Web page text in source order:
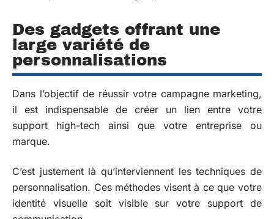
Des gadgets offrant une
large variété de
personnalisations
Dans l’objectif de réussir votre campagne marketing,
il est indispensable de créer un lien entre votre
support high-tech ainsi que votre entreprise ou
marque.
C’est justement là qu’interviennent les techniques de
personnalisation. Ces méthodes visent à ce que votre
identité visuelle soit visible sur votre support de